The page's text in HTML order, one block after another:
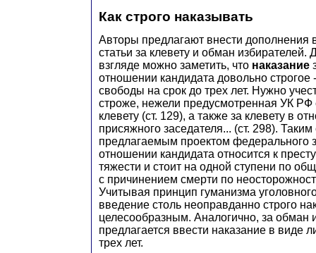
Как строго наказывать
Авторы предлагают внести
статьи за клевету и обман избирателей.
взгляде можно заметить, что наказание
отношении кандидата довольно
свободы на срок до трех лет. Нужно
строже, нежели предусмотренная УК РФ
клевету (ст. 129), а также за клевету в
присяжного заседателя... (ст. 298).
предлагаемым проектом федерального
отношении кандидата относится к
тяжести и стоит на одной ступени по
с причинением смерти по
Учитывая принцип гуманизма
введение столь неоправданно строго
целесообразным. Аналогично, за обман
предлагается ввести наказание в виде
трех лет.